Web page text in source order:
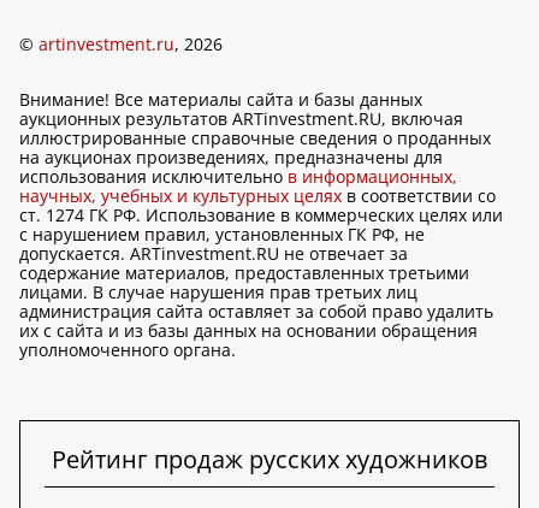
© artinvestment.ru, 2026
Внимание! Все материалы сайта и базы данных
аукционных результатов ARTinvestment.RU, включая
иллюстрированные справочные сведения о проданных
на аукционах произведениях, предназначены для
использования исключительно в информационных,
научных, учебных и культурных целях в соответствии со
ст. 1274 ГК РФ. Использование в коммерческих целях или
с нарушением правил, установленных ГК РФ, не
допускается. ARTinvestment.RU не отвечает за
содержание материалов, предоставленных третьими
лицами. В случае нарушения прав третьих лиц
администрация сайта оставляет за собой право удалить
их с сайта и из базы данных на основании обращения
уполномоченного органа.
Рейтинг продаж русских художников